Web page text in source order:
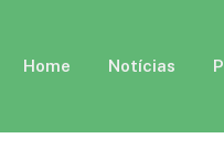
Home Notícias